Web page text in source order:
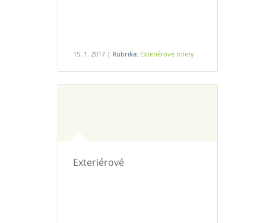
15. 1. 2017 | Rubrika: Exteriérové rolety
Exteriérové